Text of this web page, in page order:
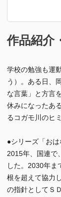
作品紹介
学校の勉強も運
う）。ある日、
な言葉」と方言
休みになったあ
るコガモ川のヒ
●シリーズ「お
2015年、国連で
した。2030年ま
根を超えて協力
の指針としてＳ